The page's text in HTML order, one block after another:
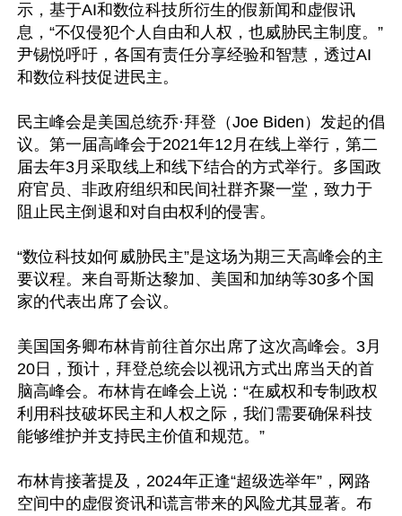
示，基于AI和数位科技所衍生的假新闻和虚假讯
息，“不仅侵犯个人自由和人权，也威胁民主制度。”
尹锡悦呼吁，各国有责任分享经验和智慧，透过AI
和数位科技促进民主。
民主峰会是美国总统乔·拜登（Joe Biden）发起的倡
议。第一届高峰会于2021年12月在线上举行，第二
届去年3月采取线上和线下结合的方式举行。多国政
府官员、非政府组织和民间社群齐聚一堂，致力于
阻止民主倒退和对自由权利的侵害。
“数位科技如何威胁民主”是这场为期三天高峰会的主
要议程。来自哥斯达黎加、美国和加纳等30多个国
家的代表出席了会议。
美国国务卿布林肯前往首尔出席了这次高峰会。3月
20日，预计，拜登总统会以视讯方式出席当天的首
脑高峰会。布林肯在峰会上说：“在威权和专制政权
利用科技破坏民主和人权之际，我们需要确保科技
能够维护并支持民主价值和规范。”
布林肯接著提及，2024年正逢“超级选举年”，网路
空间中的虚假资讯和谎言带来的风险尤其显著。布